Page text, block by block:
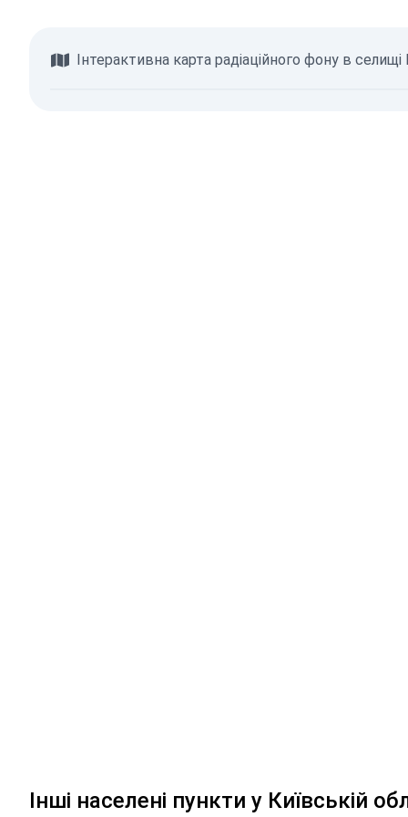
Інтерактивна карта радіаційного фону в селищі
Інші населені пункти у Київській